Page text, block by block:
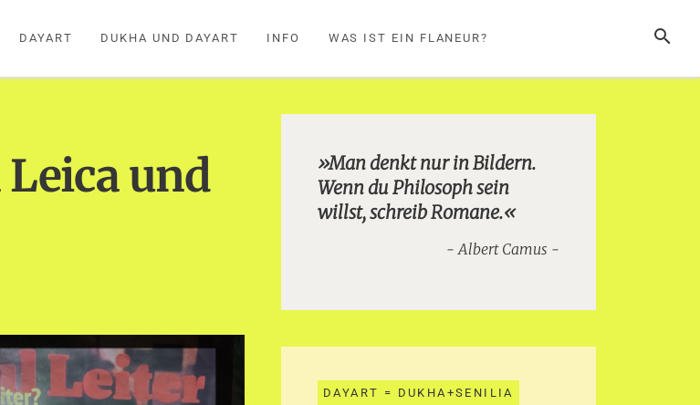
SUCHE
DAYART DUKHA UND DAYART INFO WAS IST EIN FLANEUR?
und
»Man denkt nur in Bildern.
Wenn du Philosoph sein
willst, schreib Romane.«
Albert Camus
DAYART = DUKHA+SENILIA